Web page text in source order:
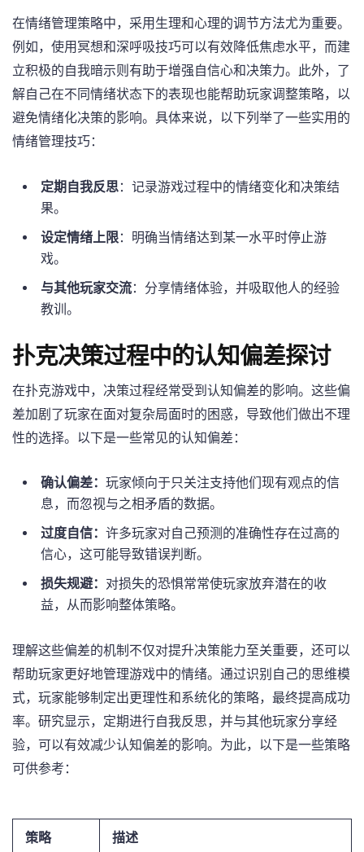
在情绪管理策略中，采用生理和心理的调节方法尤为重要。
例如，使用冥想和深呼吸技巧可以有效降低焦虑水平，而建
立积极的自我暗示则有助于增强自信心和决策力。此外，了
解自己在不同情绪状态下的表现也能帮助玩家调整策略，以
避免情绪化决策的影响。具体来说，以下列举了一些实用的
情绪管理技巧：
定期自我反思：记录游戏过程中的情绪变化和决策结
果。
设定情绪上限：明确当情绪达到某一水平时停止游
戏。
与其他玩家交流：分享情绪体验，并吸取他人的经验
教训。
扑克决策过程中的认知偏差探讨
在扑克游戏中，决策过程经常受到认知偏差的影响。这些偏
差加剧了玩家在面对复杂局面时的困惑，导致他们做出不理
性的选择。以下是一些常见的认知偏差：
确认偏差： 玩家倾向于只关注支持他们现有观点的信
息，而忽视与之相矛盾的数据。
过度自信： 许多玩家对自己预测的准确性存在过高的
信心，这可能导致错误判断。
损失规避： 对损失的恐惧常常使玩家放弃潜在的收
益，从而影响整体策略。
理解这些偏差的机制不仅对提升决策能力至关重要，还可以
帮助玩家更好地管理游戏中的情绪。通过识别自己的思维模
式，玩家能够制定出更理性和系统化的策略，最终提高成功
率。研究显示，定期进行自我反思，并与其他玩家分享经
验，可以有效减少认知偏差的影响。为此，以下是一些策略
可供参考：
策略 描述